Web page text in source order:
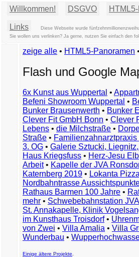
Willkommen! DSGVO
Links
Diese Webseite wurde
Sie wollen uns verlinken? Ja gerne, nutzen Sie einfach den
zeige alle • HTML5-Panoramen •
Flash und Google
6x Kunst aus Wuppertal •
Befeni Showroom Wuppertal •
Bunker Brausenwerth • Bunker
Clever Fit GmbH Bonn • Clever
Lebens • die Milchstraße •
Straße •
3. OG • Galerie Sztucki,
Haus Kriegsfuss • Herz-Jesu
Arbeit• Kapelle der JVA
Katernberg 2019 • Lokanta
Nordbahntrasse
Rathaus Barmen 100 Jahre •
mehr • Schwebebahnstation
St. Annakapelle, Klinik
im Kunsthaus Troisdorf•
von Zwei • Villa Amalia • Villa
Wunderbau •
Einige ältere Projekte